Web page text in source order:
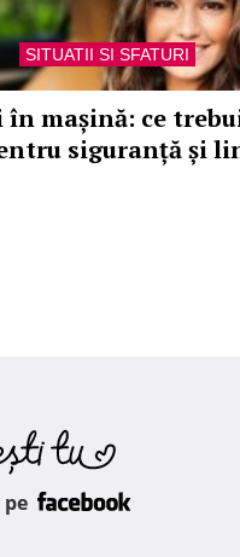
SITUATII SI SFATURI
în mașină: ce
siguranță și